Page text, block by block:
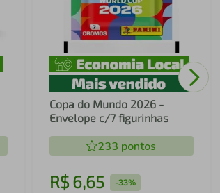
Copa do Mundo 2026 -
Envelope c/7 figurinhas
233 pontos
R$ 6,65 -33%